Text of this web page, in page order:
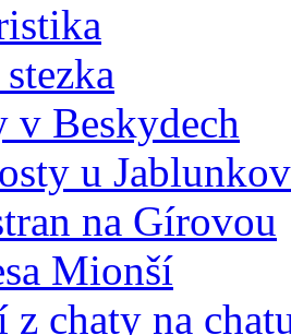
v Beskydech
u
na Gírovou
Mionší
z chaty na